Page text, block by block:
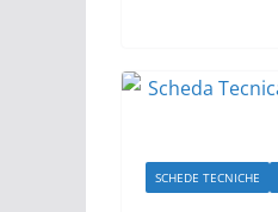
SCHEDE TECNICHE